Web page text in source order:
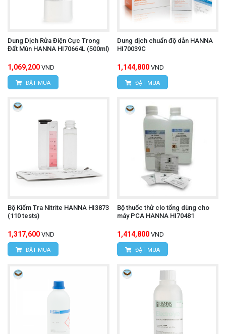
Dung Dịch Rửa Điện Cực Trong
Đất Mùn HANNA HI70664L (500ml)
1,069,200 VND
ĐẶT MUA
Dung dịch chuẩn độ dẫn HANNA
HI70039C
1,144,800 VND
ĐẶT MUA
Bộ Kiểm Tra Nitrite HANNA HI3873
(110 tests)
1,317,600 VND
ĐẶT MUA
Bộ thuốc thử clo tổng dùng cho
máy PCA HANNA HI70481
1,414,800 VND
ĐẶT MUA